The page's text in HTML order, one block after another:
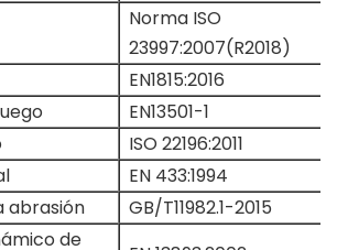
Norma ISO
23997:2007(R2018)
EN1815:2016
EN13501-1
ISO 22196:2011
EN 433:1994
abrasión
GB/T11982.1-2015
de